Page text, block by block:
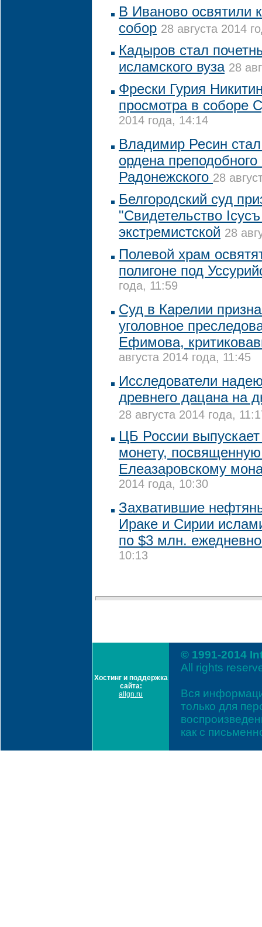
В Иваново освятили
собор 28 августа 2014
Кадыров стал
исламского вуза 28
Фрески Гурия
просмотра в соборе
2014 года, 14:14
Владимир Ресин
ордена
Радонежского 28
Белгородский суд
"Свидетельство
экстремистской 28
Полевой храм
полигоне под
года, 11:59
Суд в Карелии
уголовное
Ефимова,
августа 2014 года, 11:45
Исследователи
древнего дацана на
28 августа 2014 года,
ЦБ России
монету,
Елеазаровскому
2014 года, 10:30
Захватившие
Ираке и Сирии
по $3 млн.
10:13
Хостинг и поддержка
сайта:
allgn.ru
© 1991-2014
All rights
Вся
только для
как с